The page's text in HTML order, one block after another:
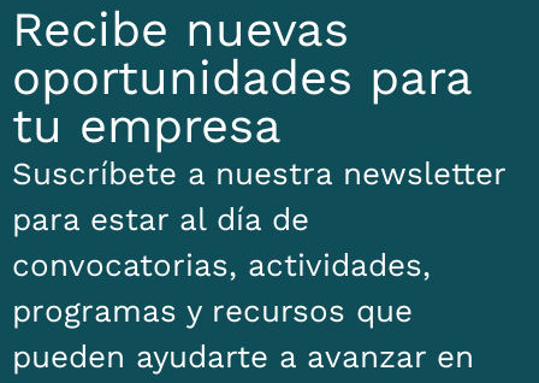
Recibe nuevas
oportunidades para
tu empresa
Suscríbete a nuestra newsletter
para estar al día de
convocatorias, actividades,
programas y recursos que
pueden ayudarte a avanzar en